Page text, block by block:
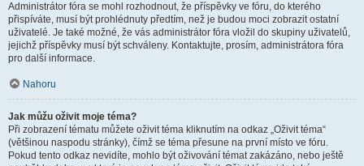
Administrátor fóra se mohl rozhodnout, že příspěvky ve fóru, do kterého
přispíváte, musí být prohlédnuty předtím, než je budou moci zobrazit ostatní
uživatelé. Je také možné, že vás administrátor fóra vložil do skupiny uživatelů,
jejichž příspěvky musí být schváleny. Kontaktujte, prosím, administrátora fóra
pro další informace.
Nahoru
Jak můžu oživit moje téma?
Při zobrazení tématu můžete oživit téma kliknutím na odkaz „Oživit téma“
(většinou naspodu stránky), čímž se téma přesune na první místo ve fóru.
Pokud tento odkaz nevidíte, mohlo být oživování témat zakázáno, nebo ještě